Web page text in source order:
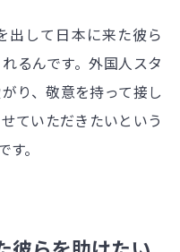
出して日本に来た彼ら
るんです。外国人スタ
り、敬意を持って接し
ていただきたいという
。